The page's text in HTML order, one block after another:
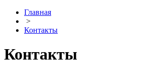
Главная
>
Контакты
Контакты